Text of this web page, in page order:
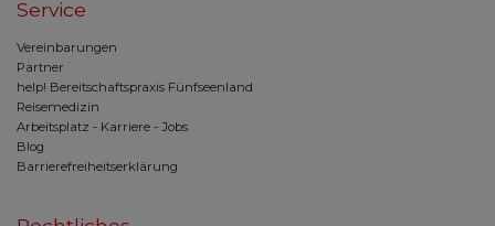
Service
Vereinbarungen
Partner
help! Bereitschaftspraxis Fünfseenland
Reisemedizin
Arbeitsplatz - Karriere - Jobs
Blog
Barrierefreiheitserklärung